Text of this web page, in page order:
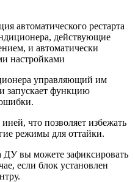
автоматического рестарта
действующие
и автоматически
настройками
управляющий им
запускает функцию
что позволяет избежать
режимы для оттайки.
вы можете зафиксировать
если блок установлен